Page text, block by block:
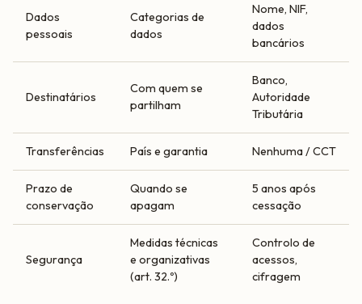
Dados
pessoais
Categorias de
dados
Nome, NIF,
dados
bancários
Destinatários
Com quem se
partilham
Banco,
Autoridade
Tributária
Transferências País e garantia Nenhuma / CCT
Prazo de
conservação
Quando se
apagam
5 anos após
cessação
Segurança
Medidas técnicas
e organizativas
(art. 32.º)
Controlo de
acessos,
cifragem